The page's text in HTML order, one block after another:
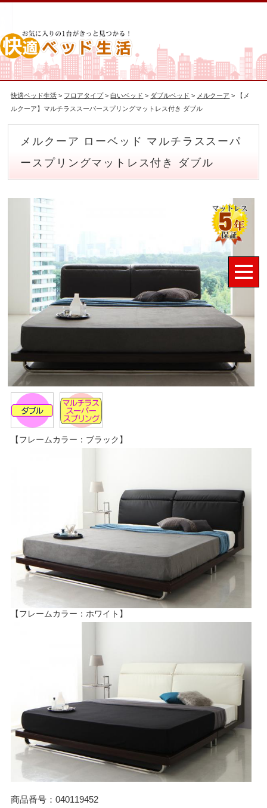
快適ベッド生活 > フロアタイプ >白いベッド > ダブルベッド > メルクーア > 【メ
ルクーア】マルチラススーパースプリングマットレス付き ダブル
メルクーア ローベッド マルチラススーパ
ースプリングマットレス付き ダブル
【フレームカラー：ブラック】
【フレームカラー：ホワイト】
商品番号：040119452